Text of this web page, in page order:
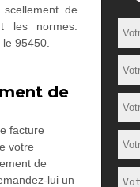
de
les normes.
95450.
de
facture
votre
de
lui un